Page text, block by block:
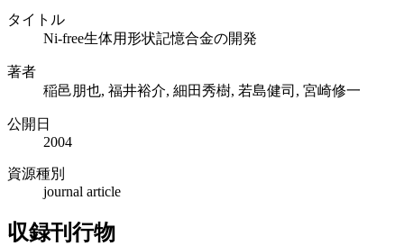
タイトル
Ni-free生体用形状記憶合金の開発
著者
稲邑朋也, 福井裕介, 細田秀樹, 若島健司, 宮崎修一
公開日
2004
資源種別
journal article
収録刊行物